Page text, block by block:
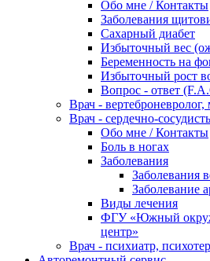
Обо мне / Контакты
Заболевания
Сахарный диабет
Избыточный вес
Беременность на
Избыточный рост
Вопрос - ответ
Врач -
Врач - сердечно-
Обо мне / Контакты
Боль в ногах
Заболевания
Заболевания
Заболевание
Виды лечения
ФГУ «Южный
центр»
Врач - психиатр,